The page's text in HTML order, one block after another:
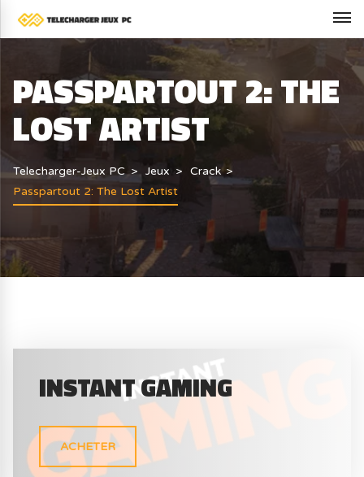
PASSPARTOUT 2: THE
LOST ARTIST
Telecharger-Jeux PC Jeux
Crack
Passpartout 2: The Lost Artist
INSTANT GAMING
ACHETER